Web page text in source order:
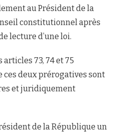
au Président de la
constitutionnel après
lecture d’une loi.
73, 74 et 75
ces deux prérogatives sont
et juridiquement
de la République un